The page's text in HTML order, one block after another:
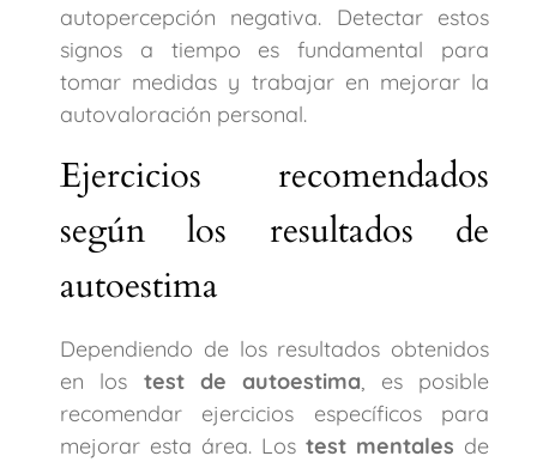
autopercepción negativa. Detectar estos
signos a tiempo es fundamental para
tomar medidas y trabajar en mejorar la
autovaloración personal.
Ejercicios recomendados
según los resultados de
autoestima
Dependiendo de los resultados obtenidos
en los test de autoestima, es posible
recomendar ejercicios específicos para
mejorar esta área. Los test mentales de